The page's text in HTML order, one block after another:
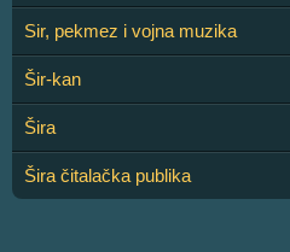
Sir, pekmez i vojna muzika
Šir-kan
Šira
Šira čitalačka publika